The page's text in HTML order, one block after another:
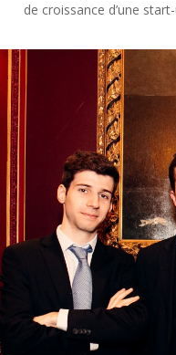
de croissance d’une